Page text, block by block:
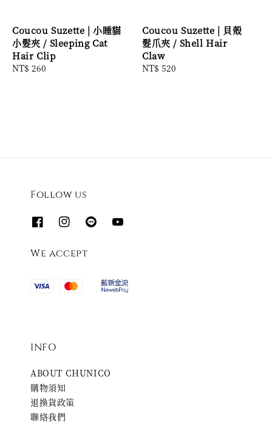
Coucou Suzette | 小睡貓
小髮夾 / Sleeping Cat
Hair Clip
Regular
NT$ 260
Coucou Suzette | 貝殼
髮爪夾 / Shell Hair
Claw
Regular
NT$ 520
Follow us
We accept
INFO
ABOUT CHUNICO
購物須知
退換貨政策
聯絡我們